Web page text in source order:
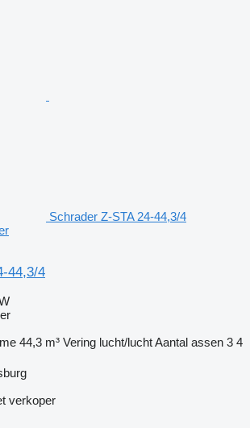
Schrader Z-STA 24-44,3/4
44,3/4
44,3 m³ Vering lucht/luchtAantal assen 3 4
verkoper